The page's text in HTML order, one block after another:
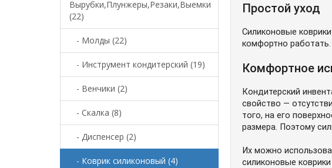
Вырубки,Плунжеры,Резаки,Выемки
(22)
- Молды (22)
- Инструмент кондитерский (19)
- Венчики (2)
- Скалка (8)
- Диспенсер (2)
- Коврик силиконовый (4)
Простой уход
Силиконовые
комфортно
Комфортное
Кондитерский
свойство —
того, на его
размера. Поэтому
Их можно
силиконовые